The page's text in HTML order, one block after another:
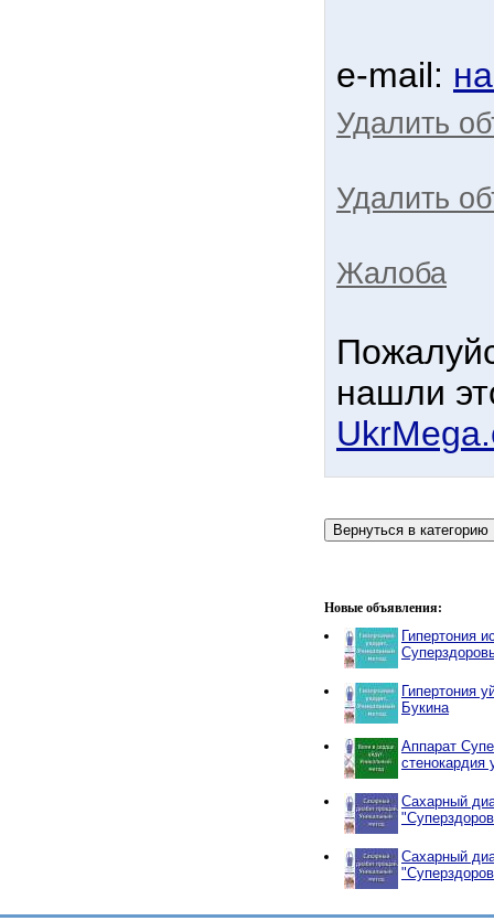
e-mail:
Удалить
Удалить
Жалоба
нашли
Новые объявления:
Гипертония
Гипертония
Букина
Аппарат
стенокардия
Сахарный
Сахарный